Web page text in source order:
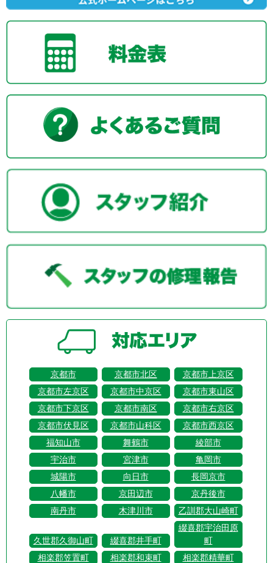
京都市 京都市北区
京都市上京区
京都市左京区
京都市中京区
京都市東山区
京都市下京区
京都市南区
京都市右京区
京都市伏見区
京都市山科区
京都市西京区
福知山市
舞鶴市
綾部市
宇治市
宮津市
亀岡市
城陽市
向日市
長岡京市
八幡市
京田辺市
京丹後市
南丹市
木津川市 乙訓郡大山崎町
久世郡久御山町 綴喜郡井手町
綴喜郡宇治田原
町
相楽郡笠置町
相楽郡和束町
相楽郡精華町